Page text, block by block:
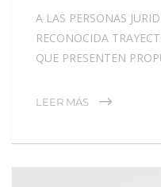
A LAS PERSONAS
RECONOCIDA
QUE PRESENTEN
LEER MÁS